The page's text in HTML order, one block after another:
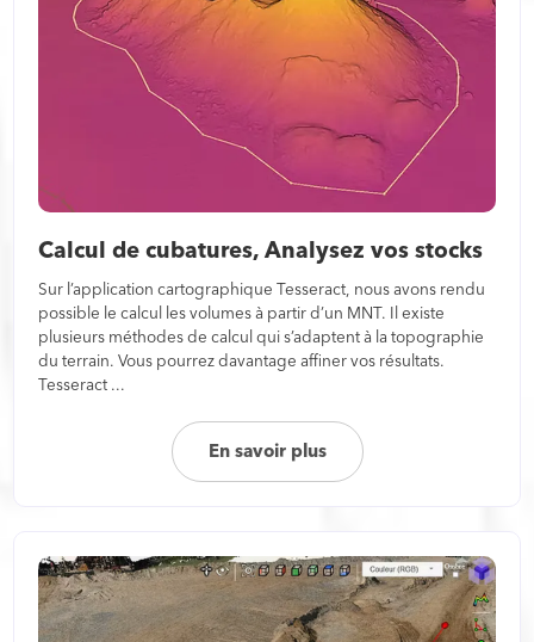
Calcul de cubatures, Analysez vos stocks
Sur l’application cartographique Tesseract, nous avons rendu
possible le calcul les volumes à partir d’un MNT. Il existe
plusieurs méthodes de calcul qui s’adaptent à la topographie
du terrain. Vous pourrez davantage affiner vos résultats.
Tesseract ...
En savoir plus